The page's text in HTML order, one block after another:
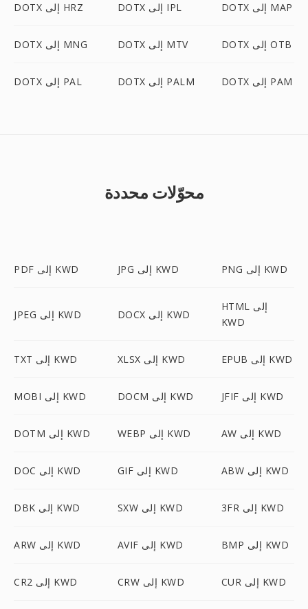
DOTX إلى HRZ DOTX إلى IPL DOTX إلى MAP
DOTX إلى MNG DOTX إلى MTV DOTX إلى OTB
DOTX إلى PAL DOTX إلى PALM DOTX إلى PAM
محوّلات محددة
PDF إلى KWD JPG إلى KWD PNG إلى KWD
JPEG إلى KWD DOCX إلى KWD
HTML إلى
KWD
TXT إلى KWD XLSX إلى KWD EPUB إلى KWD
MOBI إلى KWD DOCM إلى KWD JFIF إلى KWD
DOTM إلى KWD WEBP إلى KWD AW إلى KWD
DOC إلى KWD GIF إلى KWD ABW إلى KWD
DBK إلى KWD SXW إلى KWD 3FR إلى KWD
ARW إلى KWD AVIF إلى KWD BMP إلى KWD
CR2 إلى KWD CRW إلى KWD CUR إلى KWD